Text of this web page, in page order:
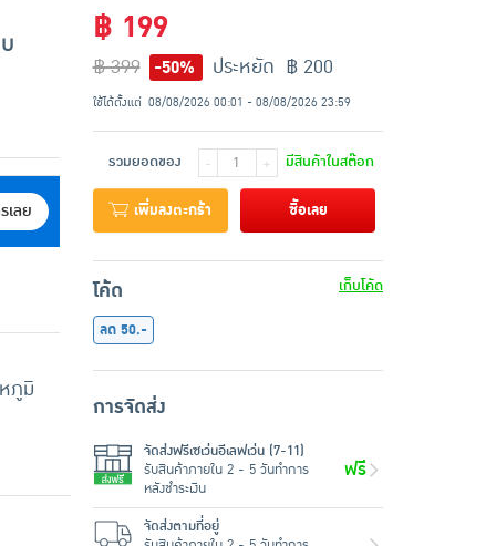
เลย
ภูมิ
฿ 199
฿ 399 -50% ประหยัด ฿ 200
ใช้ได้ตั้งแต่ 08/08/2026 00:01 - 08/08/2026 23:59
รวมยอดของ - + มีสินค้าในสต๊อก
เพิ่มลงตะกร้า ซื้อเลย
โค้ด
เก็บโค้ด
ลด 50.-
การจัดส่ง
จัดส่งฟรีเซเว่นอีเลฟเว่น (7-11)
รับสินค้าภายใน 2 - 5 วันทำการ
หลังชำระเงิน
ฟรี
จัดส่งตามที่อยู่